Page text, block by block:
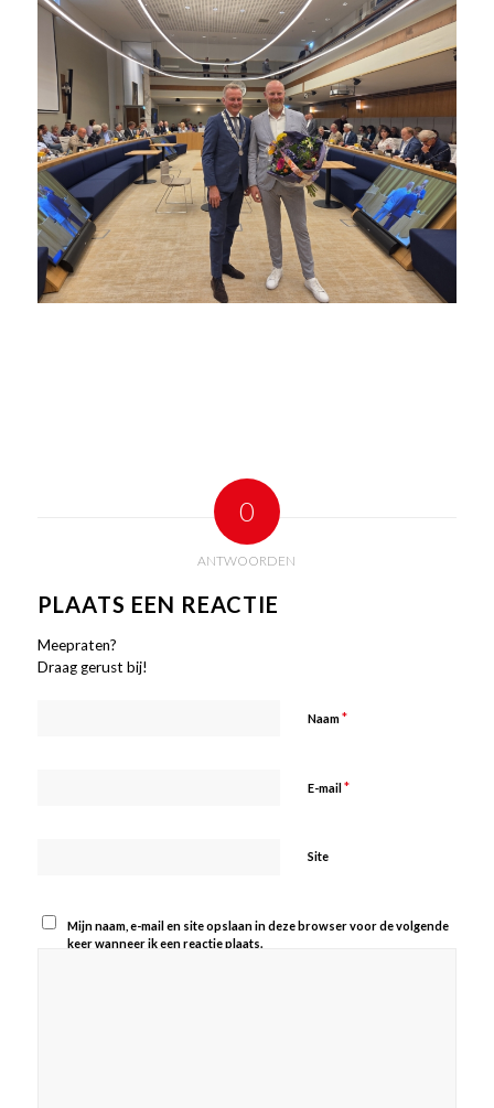
0
ANTWOORDEN
PLAATS EEN REACTIE
Meepraten?
Draag gerust bij!
Naam*
E-mail *
Site
Mijn naam, e-mail en site opslaan in deze browser voor de volgende
keer wanneer ik een reactie plaats.